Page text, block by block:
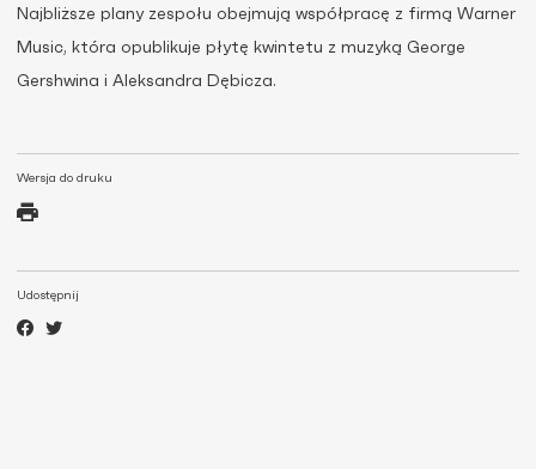
Wersja do druku
Udostępnij
Najbliższe plany zespołu obejmują współpracę z firmą Warner
Music, która opublikuje płytę kwintetu z muzyką George
Gershwina i Aleksandra Dębicza.